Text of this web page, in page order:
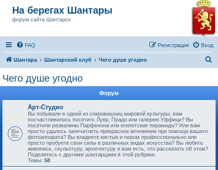
На берегах Шантары
форум сайта Шантарск
FAQ Вход
Регистрация
Шантара Шантарский клуб Чего душе угодно
Чего душе угодно
Форум
Арт-Студио
Вы побывали в одной из сокровишниц мировой культуры, вам
посчастливилось посетить Лувр, Прадо или галерею Уффици? Вы
посетили развалины Парфенона или египетские пирамиды? Или вам
просто удалось запечатлеть прекрасное мгновение при помощи вашего
фотоаппарата? Вы владеете кистью и пером профессионально или
просто пробуете свои силы в различных видах искусства? Вы любите
живопись, скульптуру, архитектуру и вам есть, что рассказать об этом?
Поделитесь с другими шантарцами в этой рубрике.
Темы: 58